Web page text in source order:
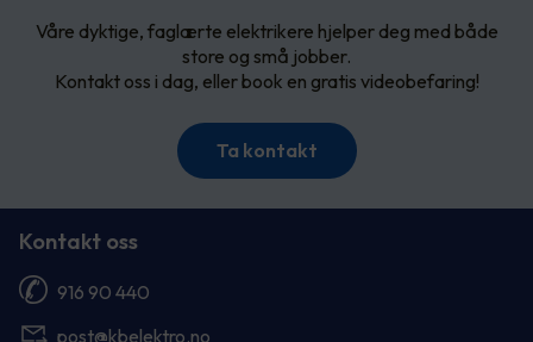
Våre dyktige, faglærte elektrikere hjelper deg med både
store og små jobber.
Kontakt oss i dag, eller book en gratis videobefaring!
Ta kontakt
Kontakt oss
916 90 440
post@kbelektro.no